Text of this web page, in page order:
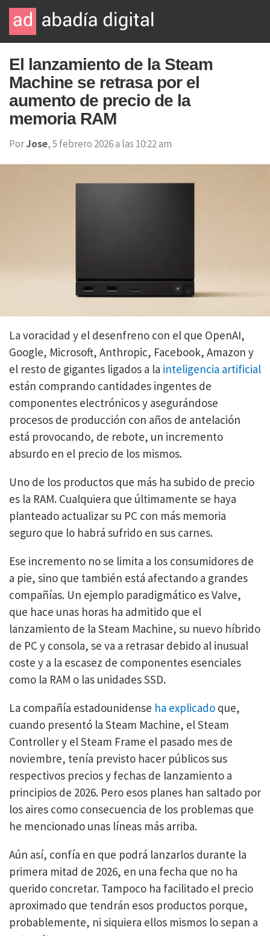
El lanzamiento de la Steam
Machine se retrasa por el
aumento de precio de la
memoria RAM
PorJose, 5 febrero 2026 a las 10:22 am
La voracidad y el desenfreno con el que OpenAI,
Google, Microsoft, Anthropic, Facebook, Amazon y
el resto de gigantes ligados a la inteligencia artificial
están comprando cantidades ingentes de
componentes electrónicos y asegurándose
procesos de producción con años de antelación
está provocando, de rebote, un incremento
absurdo en el precio de los mismos.
Uno de los productos que más ha subido de precio
es la RAM. Cualquiera que últimamente se haya
planteado actualizar su PC con más memoria
seguro que lo habrá sufrido en sus carnes.
Ese incremento no se limita a los consumidores de
a pie, sino que también está afectando a grandes
compañías. Un ejemplo paradigmático es Valve,
que hace unas horas ha admitido que el
lanzamiento de la Steam Machine, su nuevo híbrido
de PC y consola, se va a retrasar debido al inusual
coste y a la escasez de componentes esenciales
como la RAM o las unidades SSD.
La compañía estadounidense ha explicado que,
cuando presentó la Steam Machine, el Steam
Controller y el Steam Frame el pasado mes de
noviembre, tenía previsto hacer públicos sus
respectivos precios y fechas de lanzamiento a
principios de 2026. Pero esos planes han saltado por
los aires como consecuencia de los problemas que
he mencionado unas líneas más arriba.
Aún así, confía en que podrá lanzarlos durante la
primera mitad de 2026, en una fecha que no ha
querido concretar. Tampoco ha facilitado el precio
aproximado que tendrán esos productos porque,
probablemente, ni siquiera ellos mismos lo sepan a